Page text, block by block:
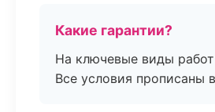
Какие гарантии?
На ключевые виды
Все условия прописаны